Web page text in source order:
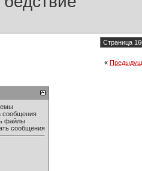
Страница
«
сообщения
файлы
сообщения